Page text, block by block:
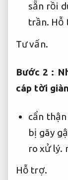
sẵn rồi
trần. Hỗ
Tư vấn.
Bước 2 :
cáp tời
cẩn
bị gãy
ro xử lý.
Hỗ trợ.